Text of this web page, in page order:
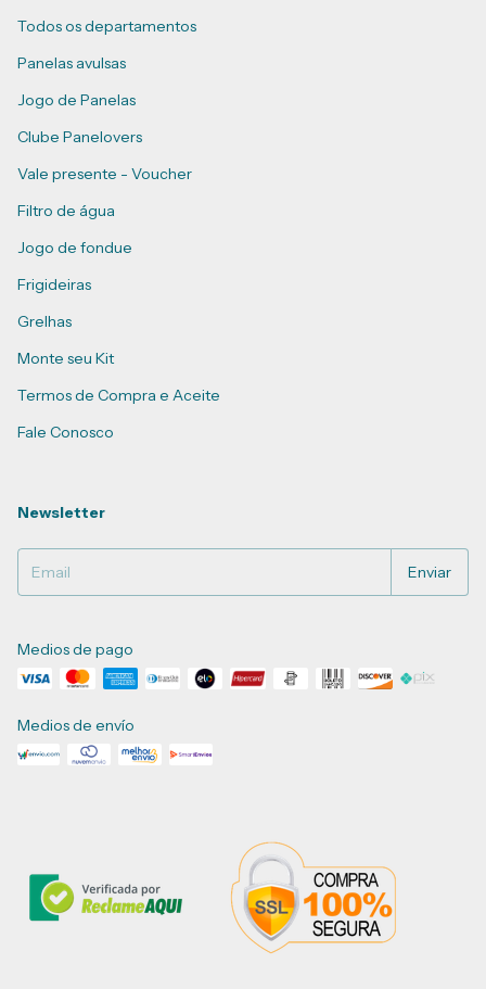
Todos os departamentos
Panelas avulsas
Jogo de Panelas
Clube Panelovers
Vale presente - Voucher
Filtro de água
Jogo de fondue
Frigideiras
Grelhas
Monte seu Kit
Termos de Compra e Aceite
Fale Conosco
Newsletter
Medios de pago
Medios de envío